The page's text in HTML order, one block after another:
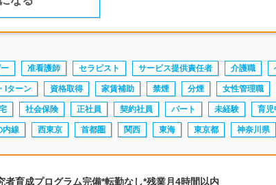
准看護師 セラピスト サービス提供責任者 介護職
Iターン 資格取得 家賃補助 禁煙 分煙 女性管理職
社会保険 正社員 契約社員 パート 未経験 育児
内線 西東京 首都圏 関西 東海 東京都 神奈川県
育成プログラム完備*転勤なし*残業月4時間以内